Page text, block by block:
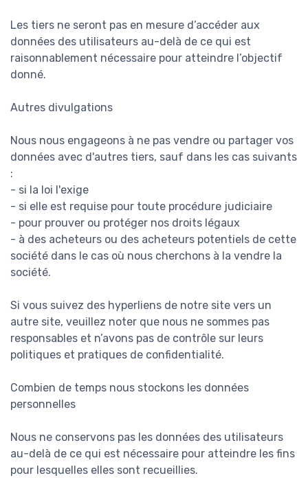
Les tiers ne seront pas en mesure d’accéder aux
données des utilisateurs au-delà de ce qui est
raisonnablement nécessaire pour atteindre l’objectif
donné.
Autres divulgations
Nous nous engageons à ne pas vendre ou partager vos
données avec d'autres tiers, sauf dans les cas suivants
:
- si la loi l'exige
- si elle est requise pour toute procédure judiciaire
- pour prouver ou protéger nos droits légaux
- à des acheteurs ou des acheteurs potentiels de cette
société dans le cas où nous cherchons à la vendre la
société.
Si vous suivez des hyperliens de notre site vers un
autre site, veuillez noter que nous ne sommes pas
responsables et n’avons pas de contrôle sur leurs
politiques et pratiques de confidentialité.
Combien de temps nous stockons les données
personnelles
Nous ne conservons pas les données des utilisateurs
au-delà de ce qui est nécessaire pour atteindre les fins
pour lesquelles elles sont recueillies.